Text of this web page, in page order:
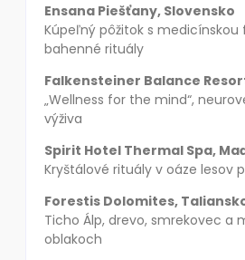
Ensana Piešťany, Slovensko
Kúpeľný pôžitok s medicínskou
bahenné rituály
Falkensteiner Balance
„Wellness for the mind“,
výživa
Spirit Hotel Thermal Spa,
Kryštálové rituály v oáze lesov
Forestis Dolomites,
Ticho Álp, drevo, smrekovec a
oblakoch